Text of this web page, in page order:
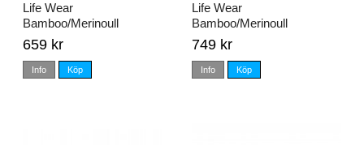
Life Wear
Bamboo/Merinoull
Långkalsong Dam stl. S -
XL
659 kr
Info Köp
Life Wear
Bamboo/Merinoull
Undertröja Dam stl. S - XL
749 kr
Info Köp